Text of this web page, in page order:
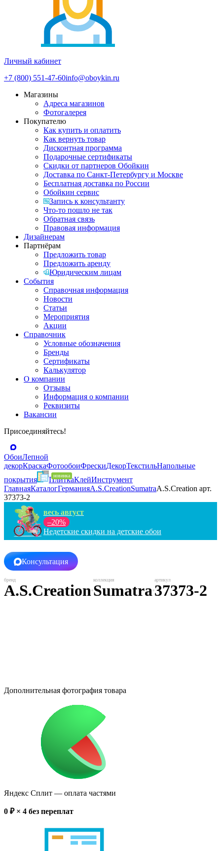
Личный кабинет
+7 (800) 551-47-60info@oboykin.ru
Магазины
Адреса магазинов
Фотогалерея
Покупателю
Как купить и оплатить
Как вернуть товар
Дисконтная программа
Подарочные сертификаты
Скидки от партнеров Обойкин
Доставка по Санкт-Петербургу и Москве
Бесплатная доставка по России
Обойкин сервис
Запись к консультанту
Что-то пошло не так
Обратная связь
Правовая информация
Дизайнерам
Партнёрам
Предложить товар
Предложить аренду
Юридическим лицам
События
Справочная информация
Новости
Статьи
Мероприятия
Акции
Справочник
Условные обозначения
Бренды
Сертификаты
Калькулятор
О компании
Отзывы
Информация о компании
Реквизиты
Вакансии
Присоединяйтесь!
ОбоиЛепной
декорКраскаФотообоиФрескиДекорТекстильНапольные
покрытия
ПлиткаКлейИнструмент
ГлавнаяКаталогГерманияA.S.CreationSumatraA.S.Creation арт.
37373-2
весь август
–20%
Недетские скидки на детские обои
Консультация
A.S.CreationSumatra37373-2
Дополнительная фотография товара
Яндекс Сплит — оплата частями
0 ₽ × 4 без переплат